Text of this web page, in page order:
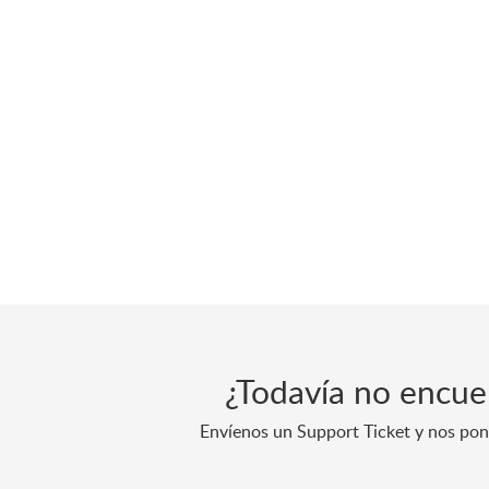
¿Todavía no
Envíenos un Support Ticket y nos